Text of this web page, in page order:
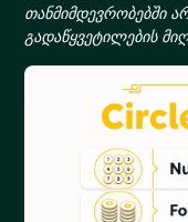
თანმიმდევრობებში
გადაწყვეტილების